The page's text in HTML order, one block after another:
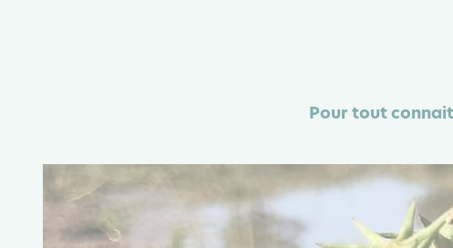
Pour tout